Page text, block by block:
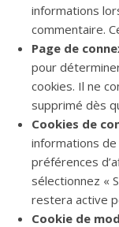
informations
commentaire.
Page de
pour
cookies. Il ne
supprimé dès
Cookies de
informations
préférences
sélectionnez «
restera active
Cookie de